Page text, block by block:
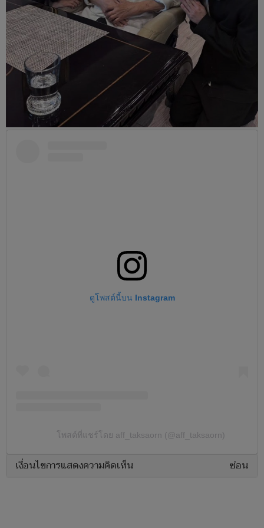
ดูโพสต์นี้บน Instagram
โพสต์ที่แชร์โดย aff_taksaorn (@aff_taksaorn)
เงื่อนไขการแสดงความคิดเห็น ซ่อน